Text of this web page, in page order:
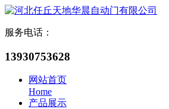
服务电话：
13930753628
网站首页
Home
产品展示